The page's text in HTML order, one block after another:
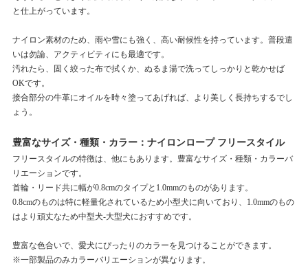
と仕上がっています。
ナイロン素材のため、雨や雪にも強く、高い耐候性を持っています。普段遣
いは勿論、アクティビティにも最適です。
汚れたら、固く絞った布で拭くか、ぬるま湯で洗ってしっかりと乾かせば
OKです。
接合部分の牛革にオイルを時々塗ってあげれば、より美しく長持ちするでし
ょう。
豊富なサイズ・種類・カラー：ナイロンロープ フリースタイル
フリースタイルの特徴は、他にもあります。豊富なサイズ・種類・カラーバ
リエーションです。
首輪・リード共に幅が0.8cmのタイプと1.0mmのものがあります。
0.8cmのものは特に軽量化されているため小型犬に向いており、1.0mmのもの
はより頑丈なため中型犬-大型犬におすすめです。
豊富な色合いで、愛犬にぴったりのカラーを見つけることができます。
※一部製品のみカラーバリエーションが異なります。